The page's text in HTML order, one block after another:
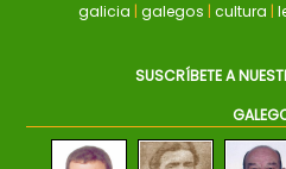
galicia | galegos | cultura |
SUSCRÍBETE A